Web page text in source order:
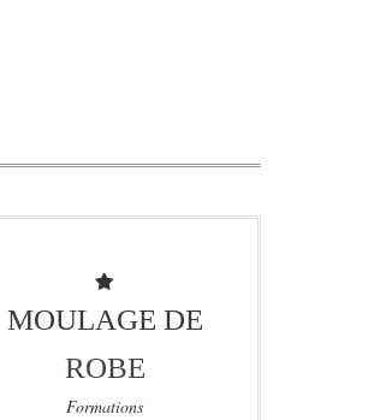
MOULAGE DE
ROBE
Formations